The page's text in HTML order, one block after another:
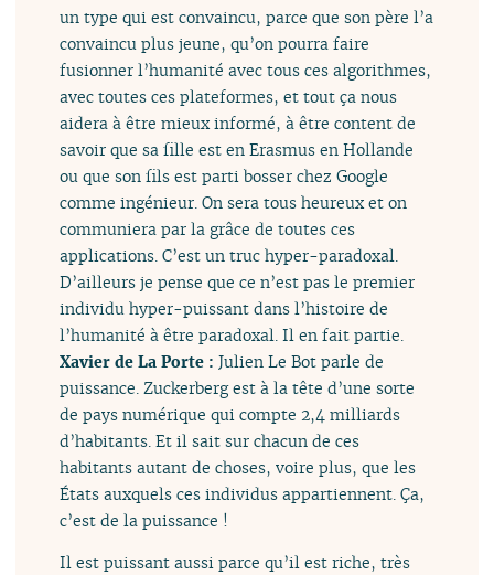
un type qui est convaincu, parce que son père l’a
convaincu plus jeune, qu’on pourra faire
fusionner l’humanité avec tous ces algorithmes,
avec toutes ces plateformes, et tout ça nous
aidera à être mieux informé, à être content de
savoir que sa fille est en Erasmus en Hollande
ou que son fils est parti bosser chez Google
comme ingénieur. On sera tous heureux et on
communiera par la grâce de toutes ces
applications. C’est un truc hyper-paradoxal.
D’ailleurs je pense que ce n’est pas le premier
individu hyper-puissant dans l’histoire de
l’humanité à être paradoxal. Il en fait partie.
Xavier de La Porte :Julien Le Bot parle de
puissance. Zuckerberg est à la tête d’une sorte
de pays numérique qui compte 2,4 milliards
d’habitants. Et il sait sur chacun de ces
habitants autant de choses, voire plus, que les
États auxquels ces individus appartiennent. Ça,
c’est de la puissance !
Il est puissant aussi parce qu’il est riche, très